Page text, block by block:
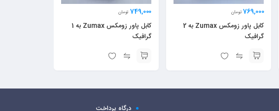
769,000 تومان
کابل پاور زومکس Zumax به 2
گرافیک
749,000 تومان
کابل پاور زومکس Zumax به 1
گرافیک
درگاه پرداخت